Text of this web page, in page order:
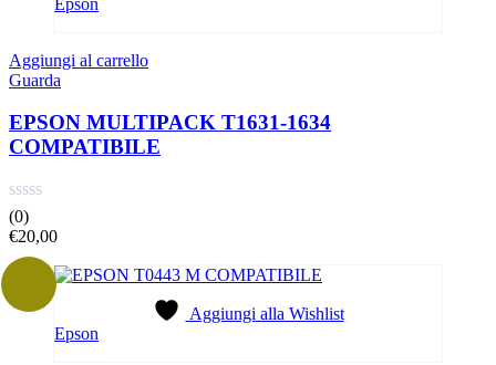
Aggiungi al carrello
Guarda
EPSON MULTIPACK T1631-1634
COMPATIBILE
(0)
€20,00
Aggiungi alla Wishlist
Epson